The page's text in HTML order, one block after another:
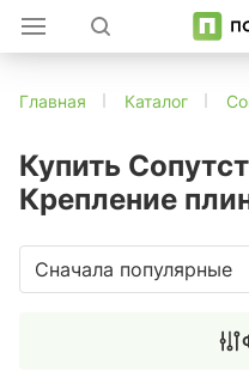
Главная Каталог
Купить
Крепление
Сначала популярные